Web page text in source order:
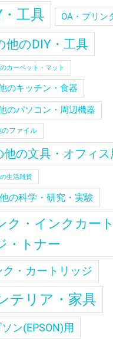
・工具 OA・プリン
他のDIY・工具
カーペット・マット
のキッチン・食器
のパソコン・周辺機器
のファイル
他の文具・オフィス
生活雑貨
の科学・研究・実験
ク・インクカー
・トナー
ク・カートリッジ
テリア・家具
ン(EPSON)用